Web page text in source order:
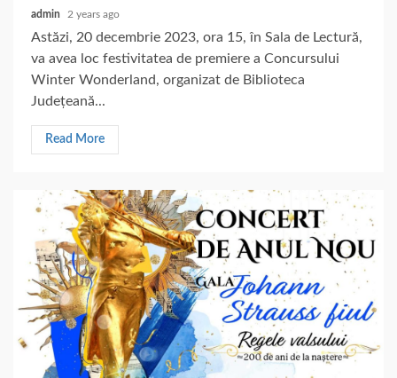
admin 2 years ago
Astăzi, 20 decembrie 2023, ora 15, în Sala de Lectură,
va avea loc festivitatea de premiere a Concursului
Winter Wonderland, organizat de Biblioteca
Județeană...
Read More